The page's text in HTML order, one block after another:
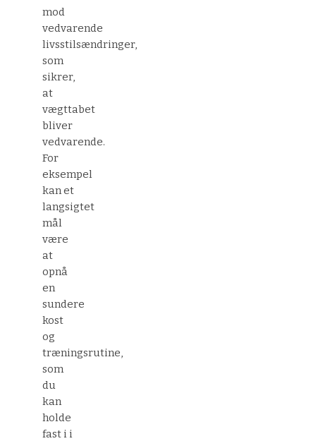
mod
vedvarende
livsstilsændringer,
som
sikrer,
at
vægttabet
bliver
vedvarende.
For
eksempel
kan et
langsigtet
mål
være
at
opnå
en
sundere
kost
og
træningsrutine,
som
du
kan
holde
fast i i